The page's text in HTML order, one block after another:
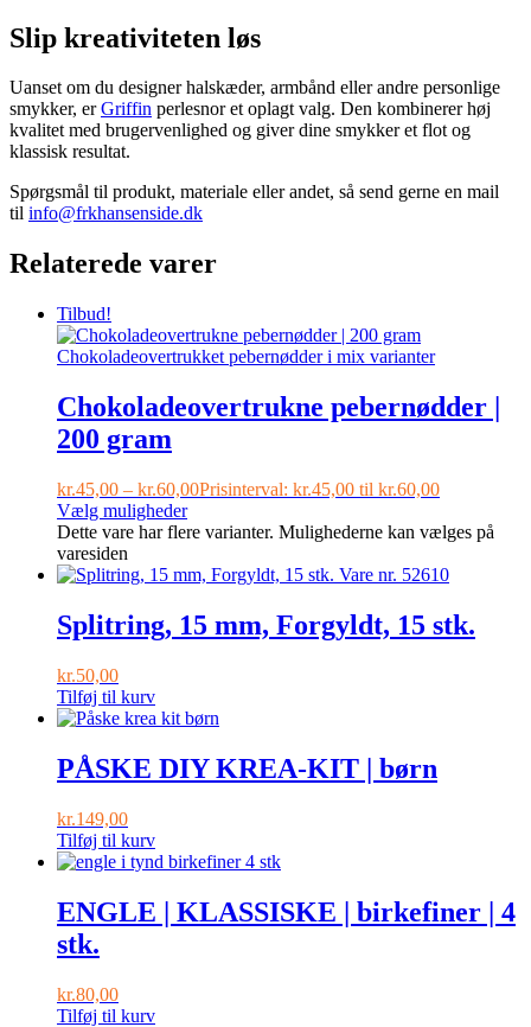
Slip kreativiteten løs
Uanset om du designer halskæder, armbånd eller andre personlige
smykker, erGriffin perlesnor et oplagt valg. Den kombinerer høj
kvalitet med brugervenlighed og giver dine smykker et flot og
klassisk resultat.
Spørgsmål til produkt, materiale eller andet, så send gerne en mail
til info@frkhansenside.dk
Relaterede varer
Tilbud!
Chokoladeovertrukne pebernødder |
200 gram
kr.45,00 – kr.60,00Prisinterval: kr.45,00 til kr.60,00
Vælg muligheder
Dette vare har flere varianter. Mulighederne kan vælges på
varesiden
Splitring, 15 mm, Forgyldt, 15 stk.
kr.50,00
Tilføj til kurv
PÅSKE DIY KREA-KIT | børn
kr.149,00
Tilføj til kurv
ENGLE | KLASSISKE | birkefiner | 4
stk.
kr.80,00
Tilføj til kurv